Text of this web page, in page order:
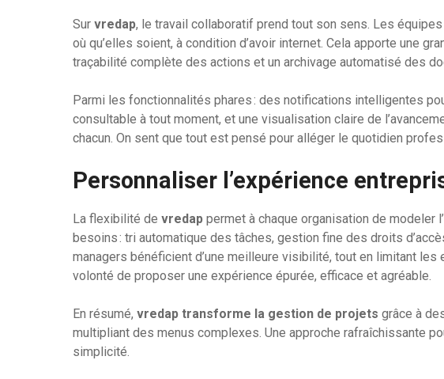
Sur vredap, le travail collaboratif prend tout son sens. Les
où qu’elles soient, à condition d’avoir internet. Cela apporte une
traçabilité complète des actions et un archivage automatisé des
Parmi les fonctionnalités phares : des notifications intelligentes
consultable à tout moment, et une visualisation claire de
chacun. On sent que tout est pensé pour alléger le quotidien
Personnaliser l’expérience
La flexibilité de vredap permet à chaque organisation de modeler l’
besoins : tri automatique des tâches, gestion fine des droits
managers bénéficient d’une meilleure visibilité, tout en limitant les
volonté de proposer une expérience épurée, efficace et agréable.
En résumé, vredap transforme la gestion de projets grâce à
multipliant des menus complexes. Une approche rafraîchissante
simplicité.